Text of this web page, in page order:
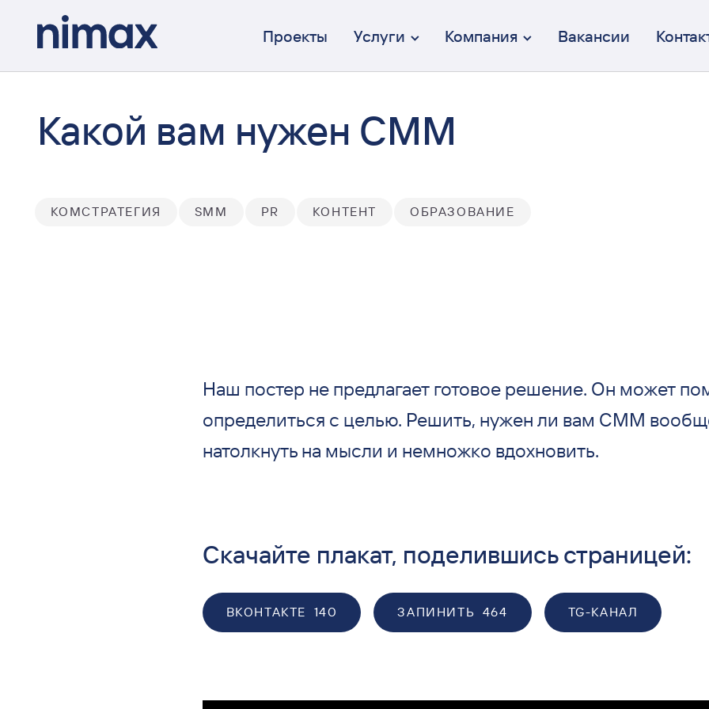
Проекты Услуги
Осмысленный и эстетичный
Компания Вакансии
Какой вам нужен СММ
КОМСТРАТЕГИЯ SMM PR КОНТЕНТ ОБРАЗОВАНИЕ
Наш постер не предлагает готовое решение. Он может
определиться с целью. Решить, нужен ли вам СММ
натолкнуть на мысли и немножко вдохновить.
Скачайте плакат, поделившись страницей:
ВКОНТАКТЕ 140 ЗАПИНИТЬ 464 TG-КАНАЛ